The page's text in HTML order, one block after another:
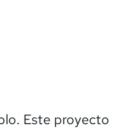
Este proyecto